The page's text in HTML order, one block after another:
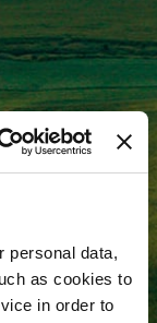
personal data,
as cookies to
in order to